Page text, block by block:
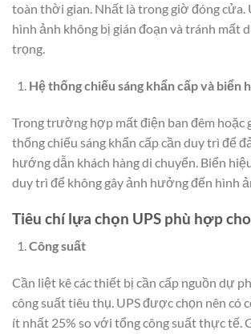
toàn thời gian. Nhất là trong giờ đóng cửa.
hình ảnh không bị gián đoạn và tránh mất
trọng.
Hệ thống chiếu sáng khẩn cấp và biển
Trong trường hợp mất điện ban đêm hoặc
thống chiếu sáng khẩn cấp cần duy trì để
hướng dẫn khách hàng di chuyển. Biển
duy trì để không gây ảnh hưởng đến hình
Tiêu chí lựa chọn UPS phù hợp
Công suất
Cần liệt kê các thiết bị cần cấp nguồn dự
công suất tiêu thụ. UPS được chọn nên có
ít nhất 25% so với tổng công suất thực tế.